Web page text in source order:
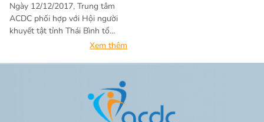
Ngày 12/12/2017, Trung tâm
ACDC phối hợp với Hội người
khuyết tật tỉnh Thái Bình tổ
chức Lễ ra mắt dự án “Nâng cao
khuyết tật” tại huyện Tiền Hải,
Thái Bình. Dự án do Đại sứ quán
Xem thêm